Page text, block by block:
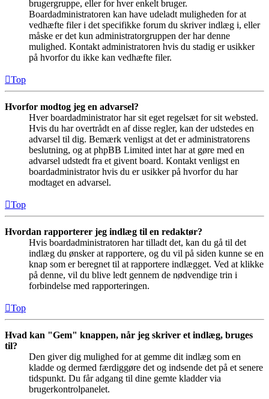
brugergruppe, eller for hver enkelt bruger.
Boardadministratoren kan have udeladt muligheden for at
vedhæfte filer i det specifikke forum du skriver indlæg i, eller
måske er det kun administratorgruppen der har denne
mulighed. Kontakt administratoren hvis du stadig er usikker
på hvorfor du ikke kan vedhæfte filer.
Top
Hvorfor modtog jeg en advarsel?
Hver boardadministrator har sit eget regelsæt for sit websted.
Hvis du har overtrådt en af disse regler, kan der udstedes en
advarsel til dig. Bemærk venligst at det er administratorens
beslutning, og at phpBB Limited intet har at gøre med en
advarsel udstedt fra et givent board. Kontakt venligst en
boardadministrator hvis du er usikker på hvorfor du har
modtaget en advarsel.
Top
Hvordan rapporterer jeg indlæg til en redaktør?
Hvis boardadministratoren har tilladt det, kan du gå til det
indlæg du ønsker at rapportere, og du vil på siden kunne se en
knap som er beregnet til at rapportere indlægget. Ved at klikke
på denne, vil du blive ledt gennem de nødvendige trin i
forbindelse med rapporteringen.
Top
Hvad kan "Gem" knappen, når jeg skriver et indlæg, bruges
til?
Den giver dig mulighed for at gemme dit indlæg som en
kladde og dermed færdiggøre det og indsende det på et senere
tidspunkt. Du får adgang til dine gemte kladder via
brugerkontrolpanelet.